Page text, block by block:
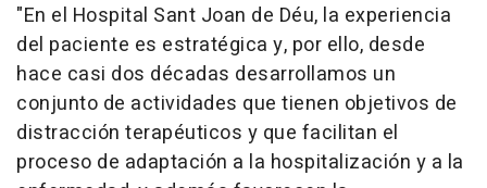
"En el Hospital Sant Joan de Déu, la experiencia
del paciente es estratégica y, por ello, desde
hace casi dos décadas desarrollamos un
conjunto de actividades que tienen objetivos de
distracción terapéuticos y que facilitan el
proceso de adaptación a la hospitalización y a la